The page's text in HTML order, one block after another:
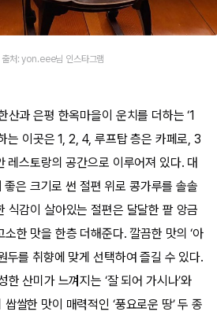
출처: yon.eee님 인스타그램
산과 은평 한옥마을이 운치를 더하는 ‘1
는 이곳은 1, 2, 4, 루프탑 층은 카페로, 3
레스토랑의 공간으로 이루어져 있다. 대
좋은 크기로 썬 절편 위로 콩가루를 솔솔
식감이 살아있는 절편은 달달한 팥 앙금
한 맛을 한층 더해준다. 깔끔한 맛의 ‘아
두를 취향에 맞게 선택하여 즐길 수 있다.
산미가 느껴지는 ‘잘 되어 가시나’와
쌀한 맛이 매력적인 ‘풍요로운 땅’ 두 종